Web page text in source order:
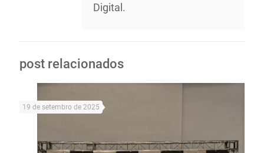
Digital.
post relacionados
19 de setembro de 2025